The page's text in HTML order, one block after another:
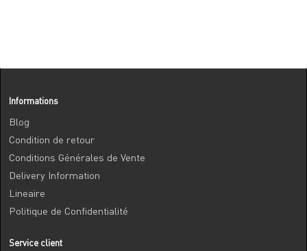
Informations
Blog
Condition de retour
Conditions Générales de Vente
Delivery Information
Lineaire
Politique de Confidentialité
Service client